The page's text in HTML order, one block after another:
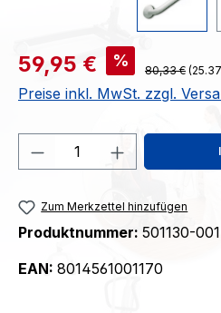
Verkaufspreis:
59,95 € % Regulärer
80,33 €
Preise inkl. MwSt. zzgl.
Produkt Anzahl:
Zum Merkzettel hinzufügen
Produktnummer: 501130-001
EAN: 8014561001170